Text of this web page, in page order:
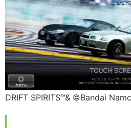
DRIFT SPIRITS™& ©Bandai